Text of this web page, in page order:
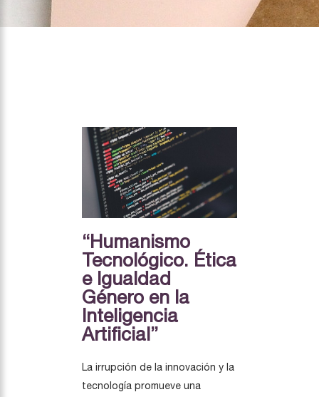
“Humanismo
Tecnológico. Ética
e Igualdad
Género en la
Inteligencia
Artificial”
La irrupción de la innovación y la
tecnología promueve una